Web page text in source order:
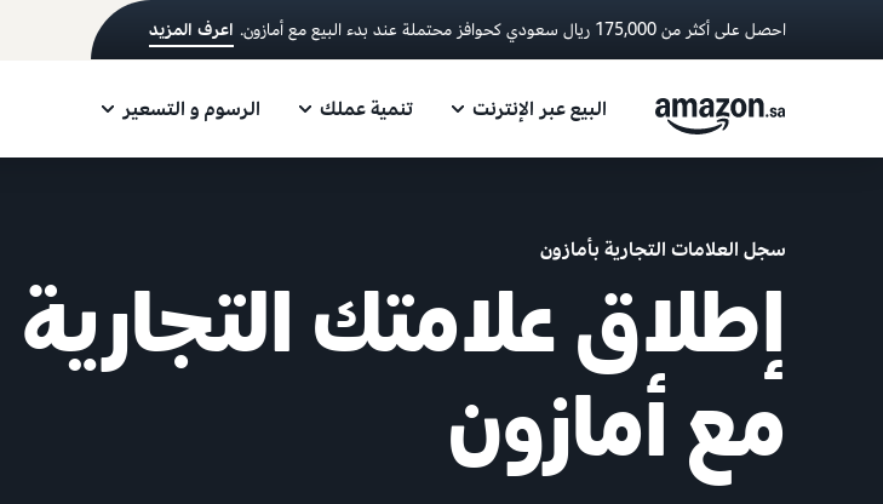
احصل على أكثر من 175,000 ريال سعودي كحوافز محتملة عند بدء البيع مع أمازون. اعرف المزيد
البيع عبر الإنترنت تنمية عملك الرسوم و التسعير
سجل العلامات التجارية بأمازون
إطلاق علامتك التجارية
مع أمازون